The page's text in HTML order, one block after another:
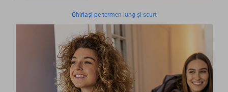
Chiriași pe termen lung și scurt